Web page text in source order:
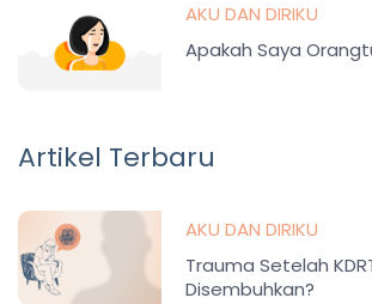
AKU DAN DIRIKU
Apakah Saya
Artikel Terbaru
AKU DAN DIRIKU
Trauma Setelah
Disembuhkan?